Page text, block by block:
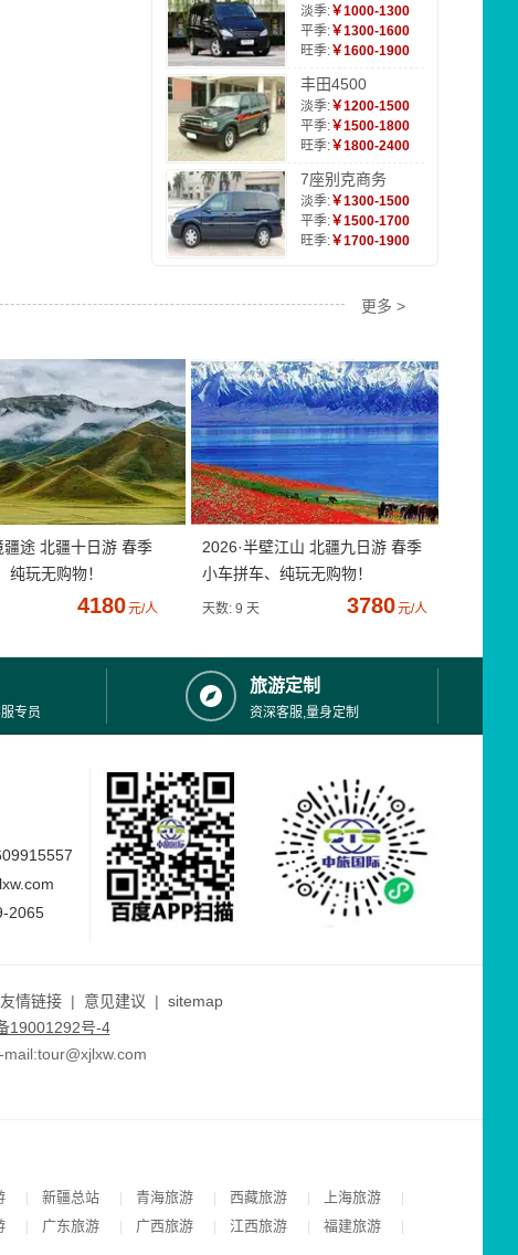
淡季:￥1000-1300
平季:￥1300-1600
旺季:￥1600-1900
丰田4500
淡季:￥1200-1500
平季:￥1500-1800
旺季:￥1800-2400
7座别克商务
淡季:￥1300-1500
平季:￥1500-1700
旺季:￥1700-1900
更多 >
疆途 北疆十日游 春季
纯玩无购物！
4180元/人
2026·半壁江山 北疆九日游 春季
小车拼车、纯玩无购物！
天数: 9 天 3780元/人
专员
旅游定制
资深客服,量身定制
2065
友情链接 | 意见建议 | sitemap
19001292号-4
| 新疆总站 | 青海旅游 | 西藏旅游 | 上海旅游 |
| 广东旅游 | 广西旅游 | 江西旅游 | 福建旅游 |